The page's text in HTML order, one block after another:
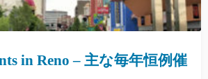
in Reno – 主な毎年恒例催